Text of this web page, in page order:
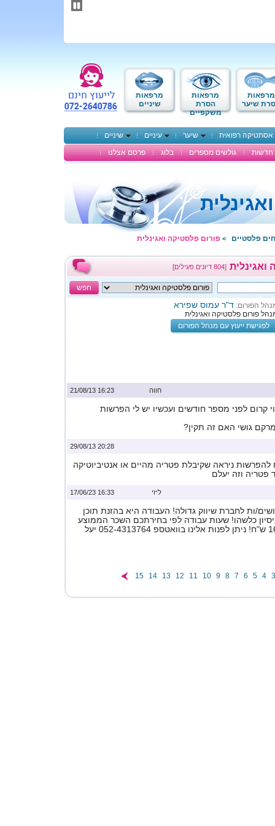
מרפאות
שיער
מרפאות
הסרת
משקפיים
מרפאות
שיניים
אסתטיקה רפואית שיער עיניים
שיניים
חדשות
גולשים מספרים בלוג פרסם אצלנו
פלסטיים > פורום פלסטיקה ואגינלית
[804 דיונים פעילים] ואגינלית
חפש
הפורום: ד"ר עמוס שפירא
פורום פלסטיקה ואגינלית
לפגישת ייעוץ עם מנהל הפורום
16:23 21/08/13 חווה
קרום לפני מספר חודשים ועכשיו יש לי הפרשות
גושי האם זה תקין?
20:28 29/08/13
להפרשות ניראה שקיבלת פטריה מהיים או אנטיביוטיקה
פטריה וזה יעלם
16:33 17/06/23 ליזי
ות לחברת שיווק גדולה! העבודה היא בהזנת תוכן
כלשהו! שעות עבודה לפי בחירתכם השכר הממוצע
3
4
5
6
7
8
9
10
11
12
13
14
15